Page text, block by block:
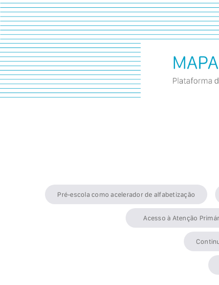
Pré-escola como acelerador de alfabetização
Acesso à Atenção